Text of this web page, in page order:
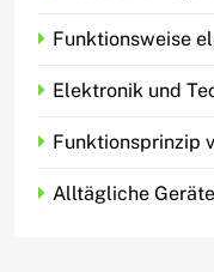
Funktionsweise
Elektronik und
Funktionsprinzip
Alltägliche